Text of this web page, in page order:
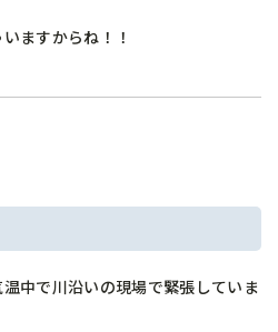
ますからね！！
中で川沿いの現場で緊張していま